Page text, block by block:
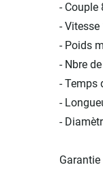
- Couple
-
- Poids
- Nbre
- Temps
-
-